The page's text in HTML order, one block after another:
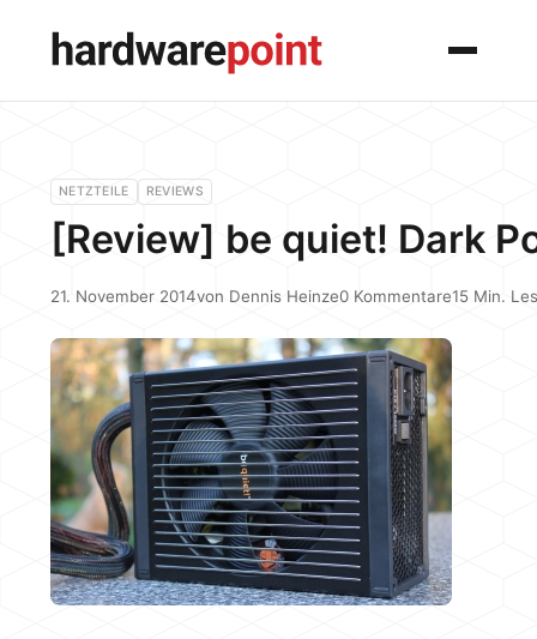
Menü
NETZTEILE REVIEWS
[Review] be quiet! Dark
21. November 2014von Dennis Heinze0 Kommentare15 Min.